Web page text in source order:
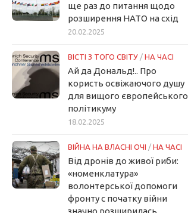
ще раз до питання щодо
розширення НАТО на схід
20.02.2025
ВІСТІ З ТОГО СВІТУ / НА ЧАСІ
Ай да Дональд!.. Про
користь освіжаючого душу
для вищого європейського
політикуму
18.02.2025
ВІЙНА НА ВЛАСНІ ОЧІ / НА ЧАСІ
Від дронів до живої риби:
«номенклатура»
волонтерської допомоги
фронту с початку війни
значно розширилась